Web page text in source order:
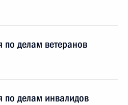
делам ветеранов
по делам инвалидов